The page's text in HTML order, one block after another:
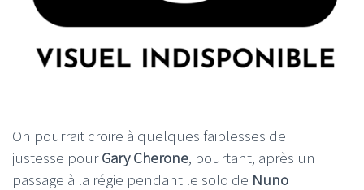
On pourrait croire à quelques faiblesses de
justesse pourGary Cherone, pourtant, après un
passage à la régie pendant le solo de Nuno